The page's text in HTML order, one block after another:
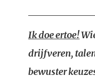
Ik doe ertoe!
drijfveren,
bewuster